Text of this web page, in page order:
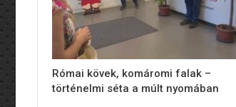
Római kövek, komáromi falak –
történelmi séta a múlt nyomában